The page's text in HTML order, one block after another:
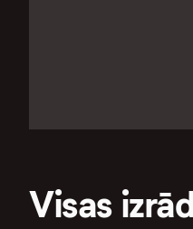
Visas